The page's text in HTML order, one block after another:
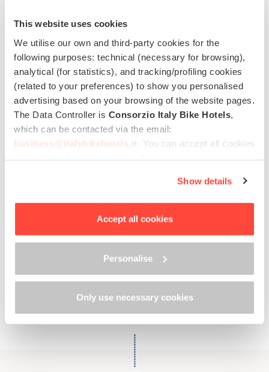
This website uses cookies
We utilise our own and third-party cookies for the
following purposes: technical (necessary for browsing),
analytical (for statistics), and tracking/profiling cookies
(related to your preferences) to show you personalised
advertising based on your browsing of the website pages.
The Data Controller is Consorzio Italy Bike Hotels
which can be contacted via the email:
business@italybikehotels.it . You can accept all cookies
In order to withdraw the consent provided previously and
to view the complete information on data processing,
Show details
Accept all cookies
Personalise
Only use necessary cookies
de€ 69,00
8.3 Score:Fantastique
Animaux domestiques autorisés